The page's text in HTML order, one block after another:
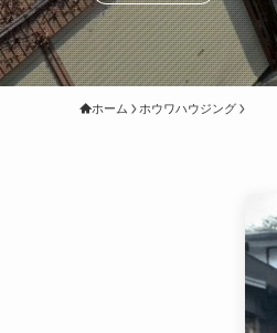
ホーム ホウワハウジング